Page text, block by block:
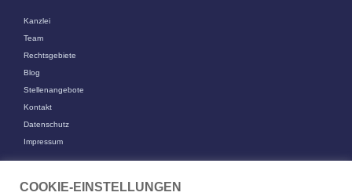
Kanzlei
Team
Rechtsgebiete
Blog
Stellenangebote
Kontakt
Datenschutz
Impressum
COOKIE-EINSTELLUNGEN